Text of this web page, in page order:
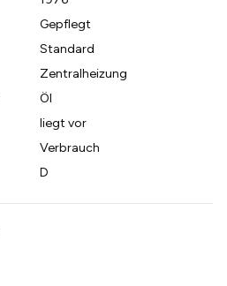
Gepflegt
Standard
Zentralheizung
Öl
liegt vor
Verbrauch
D